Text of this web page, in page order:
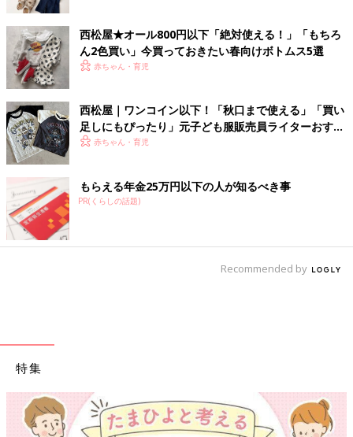
西松屋★オール800円以下「絶対使える！」「もちろ
ん2色買い」今買っておきたい春向けボトムス5選
赤ちゃん・育児
西松屋｜ワンコイン以下！「秋口まで使える」「買い
足しにもぴったり」元子ども服販売員ライターおすす
め★半袖Tシャツ5選
赤ちゃん・育児
もらえる年金25万円以下の人が知るべき事
PR(くらしの話題)
Recommended by
特集